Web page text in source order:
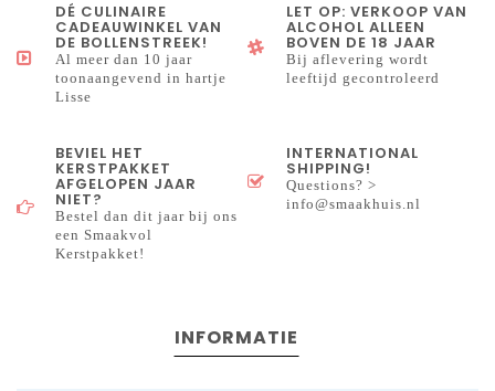
DÉ CULINAIRE
CADEAUWINKEL VAN
DE BOLLENSTREEK!
Al meer dan 10 jaar
toonaangevend in hartje
Lisse
LET OP: VERKOOP VAN
ALCOHOL ALLEEN
BOVEN DE 18 JAAR
Bij aflevering wordt
leeftijd gecontroleerd
BEVIEL HET
KERSTPAKKET
AFGELOPEN JAAR
NIET?
Bestel dan dit jaar bij ons
een Smaakvol
Kerstpakket!
INTERNATIONAL
SHIPPING!
Questions? >
info@smaakhuis.nl
INFORMATIE